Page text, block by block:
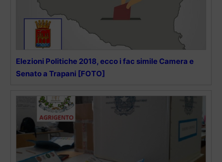
Elezioni Politiche 2018, ecco i fac simile Camera e
Senato a Trapani [FOTO]